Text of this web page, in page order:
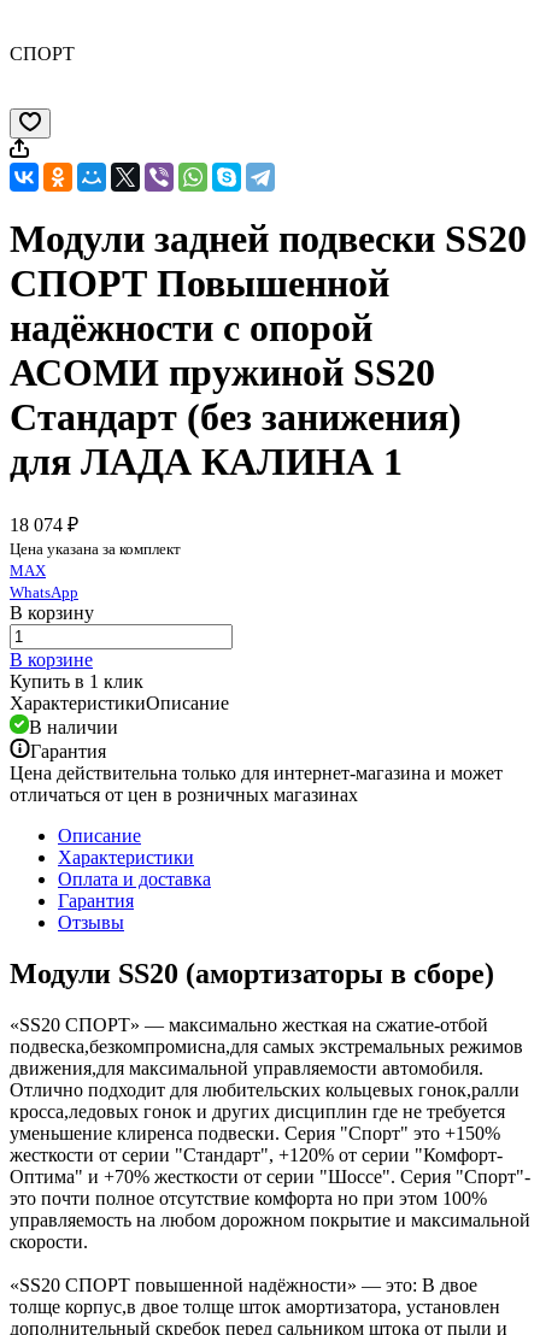
СПОРТ
Модули задней подвески SS20
СПОРТ Повышенной
надёжности с опорой
АСОМИ пружиной SS20
Стандарт (без занижения)
для ЛАДА КАЛИНА 1
18 074 ₽
Цена указана за комплект
MAX
WhatsApp
В корзину
В корзине
Купить в 1 клик
ХарактеристикиОписание
В наличии
Гарантия
Цена действительна только для интернет-магазина и может
отличаться от цен в розничных магазинах
Описание
Характеристики
Оплата и доставка
Гарантия
Отзывы
Модули SS20 (амортизаторы в сборе)
«SS20 СПОРТ» — максимально жесткая на сжатие-отбой
подвеска,безкомпромисна,для самых экстремальных режимов
движения,для максимальной управляемости автомобиля.
Отлично подходит для любительских кольцевых гонок,ралли
кросса,ледовых гонок и других дисциплин где не требуется
уменьшение клиренса подвески. Серия "Спорт" это +150%
жесткости от серии "Стандарт", +120% от серии "Комфорт-
Оптима" и +70% жесткости от серии "Шоссе". Серия "Спорт"-
это почти полное отсутствие комфорта но при этом 100%
управляемость на любом дорожном покрытие и максимальной
скорости.
«SS20 СПОРТ повышенной надёжности» — это: В двое
толще корпус,в двое толще шток амортизатора, установлен
дополнительный скребок перед сальником штока от пыли и